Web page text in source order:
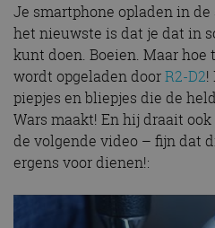
Je smartphone opladen in
het nieuwste is dat je dat in
kunt doen. Boeien. Maar
wordt opgeladen doorR2-D2!
piepjes en bliepjes die de
Wars maakt! En hij draait
de volgende video – fijn dat
ergens voor dienen!: